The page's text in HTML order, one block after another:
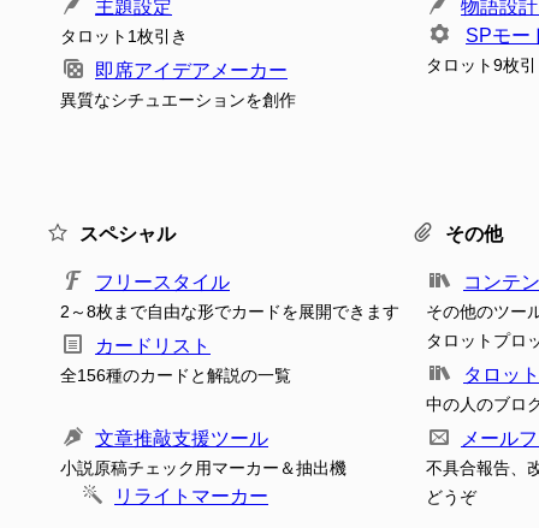
主題設定
タロット1枚引き
即席アイデアメーカー
異質なシチュエーションを創作
物語設
SPモー
タロット9枚
スペシャル
フリースタイル
2～8枚まで自由な形でカードを展開できます
カードリスト
全156種のカードと解説の一覧
文章推敲支援ツール
小説原稿チェック用マーカー＆抽出機
リライトマーカー
その他
コンテ
その他のツー
タロットプロ
タロッ
中の人のブロ
メール
不具合報告、
どうぞ